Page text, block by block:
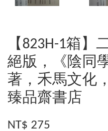
【823H-1箱
絕版，《陰同
著，禾馬文化
臻品齋書店
NT$ 275